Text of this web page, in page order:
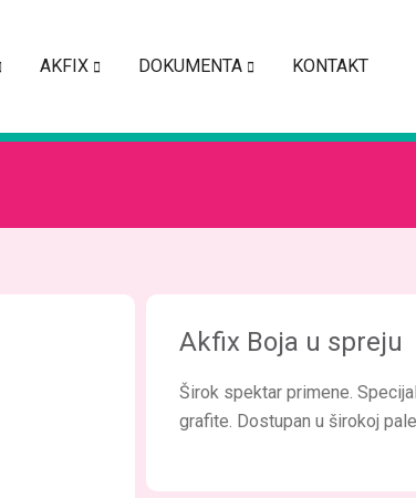
AKFIX DOKUMENTA KONTAKT
Akfix Boja u spreju
Širok spektar primene.
grafite. Dostupan u širokoj